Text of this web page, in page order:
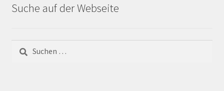
Suche auf der Webseite
nach: